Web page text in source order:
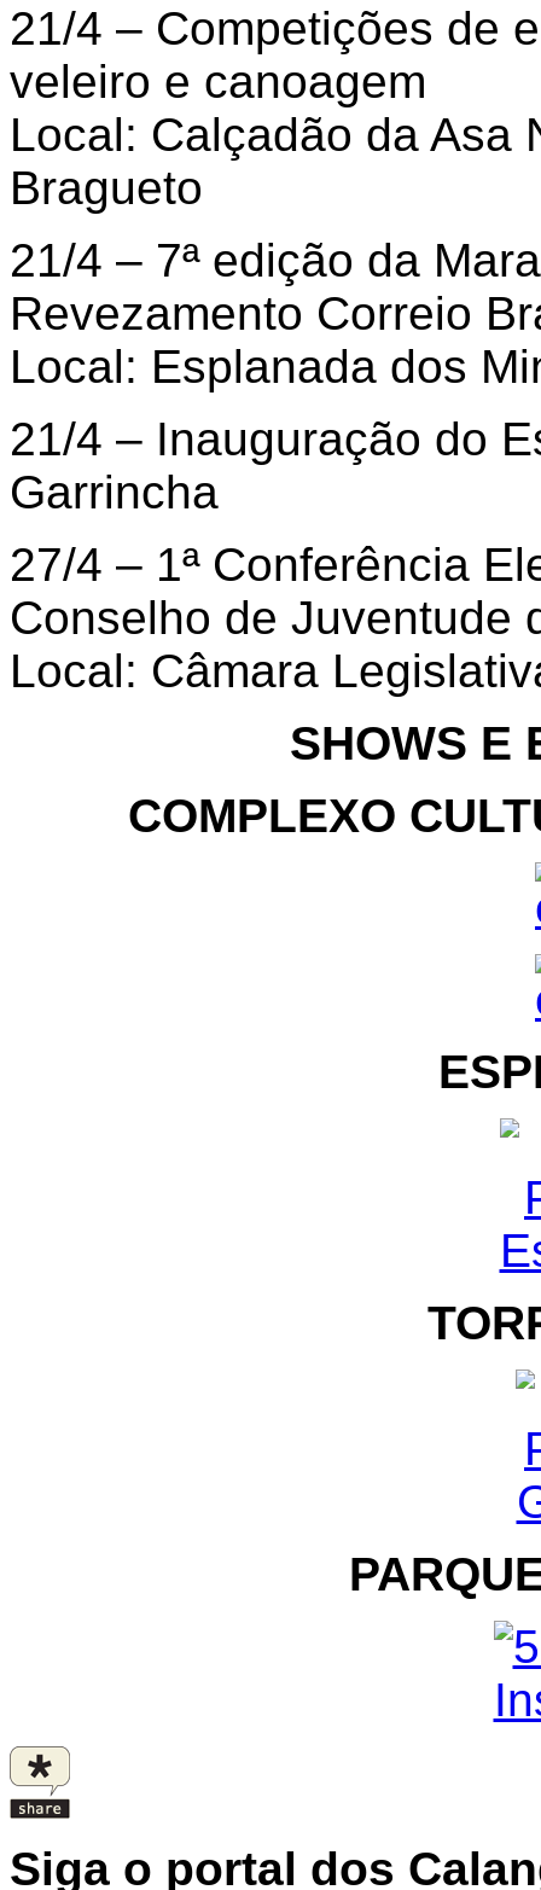
21/4 – Competições de
veleiro e canoagem
Local: Calçadão da Asa
Bragueto
21/4 – 7ª edição da
Revezamento Correio
Local: Esplanada dos
21/4 – Inauguração do
Garrincha
27/4 – 1ª Conferência
Conselho de Juventude
Local: Câmara
SHOWS E
COMPLEXO
Siga o portal dos